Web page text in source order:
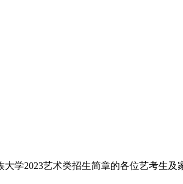
学2023艺术类招生简章的各位艺考生及